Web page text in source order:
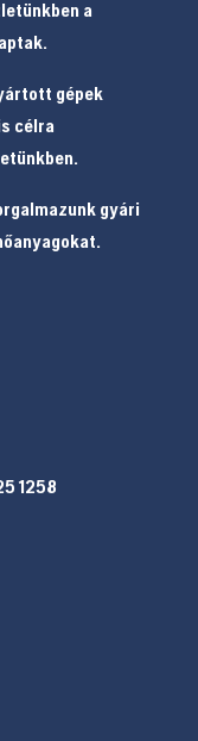
a
gépek
célra
gyári
1258